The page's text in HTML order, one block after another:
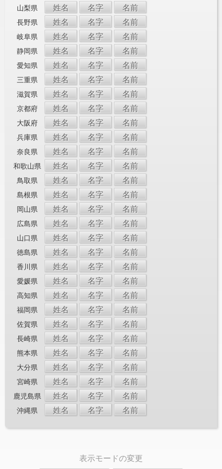
山梨県 姓名 名字 名前
長野県 姓名 名字 名前
岐阜県 姓名 名字 名前
静岡県 姓名 名字 名前
愛知県 姓名 名字 名前
三重県 姓名 名字 名前
滋賀県 姓名 名字 名前
京都府 姓名 名字 名前
大阪府 姓名 名字 名前
兵庫県 姓名 名字 名前
奈良県 姓名 名字 名前
和歌山県 姓名 名字 名前
鳥取県 姓名 名字 名前
島根県 姓名 名字 名前
岡山県 姓名 名字 名前
広島県 姓名 名字 名前
山口県 姓名 名字 名前
徳島県 姓名 名字 名前
香川県 姓名 名字 名前
愛媛県 姓名 名字 名前
高知県 姓名 名字 名前
福岡県 姓名 名字 名前
佐賀県 姓名 名字 名前
長崎県 姓名 名字 名前
熊本県 姓名 名字 名前
大分県 姓名 名字 名前
宮崎県 姓名 名字 名前
鹿児島県 姓名 名字 名前
沖縄県 姓名 名字 名前
表示モードの変更